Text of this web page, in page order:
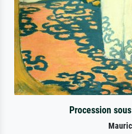
Procession